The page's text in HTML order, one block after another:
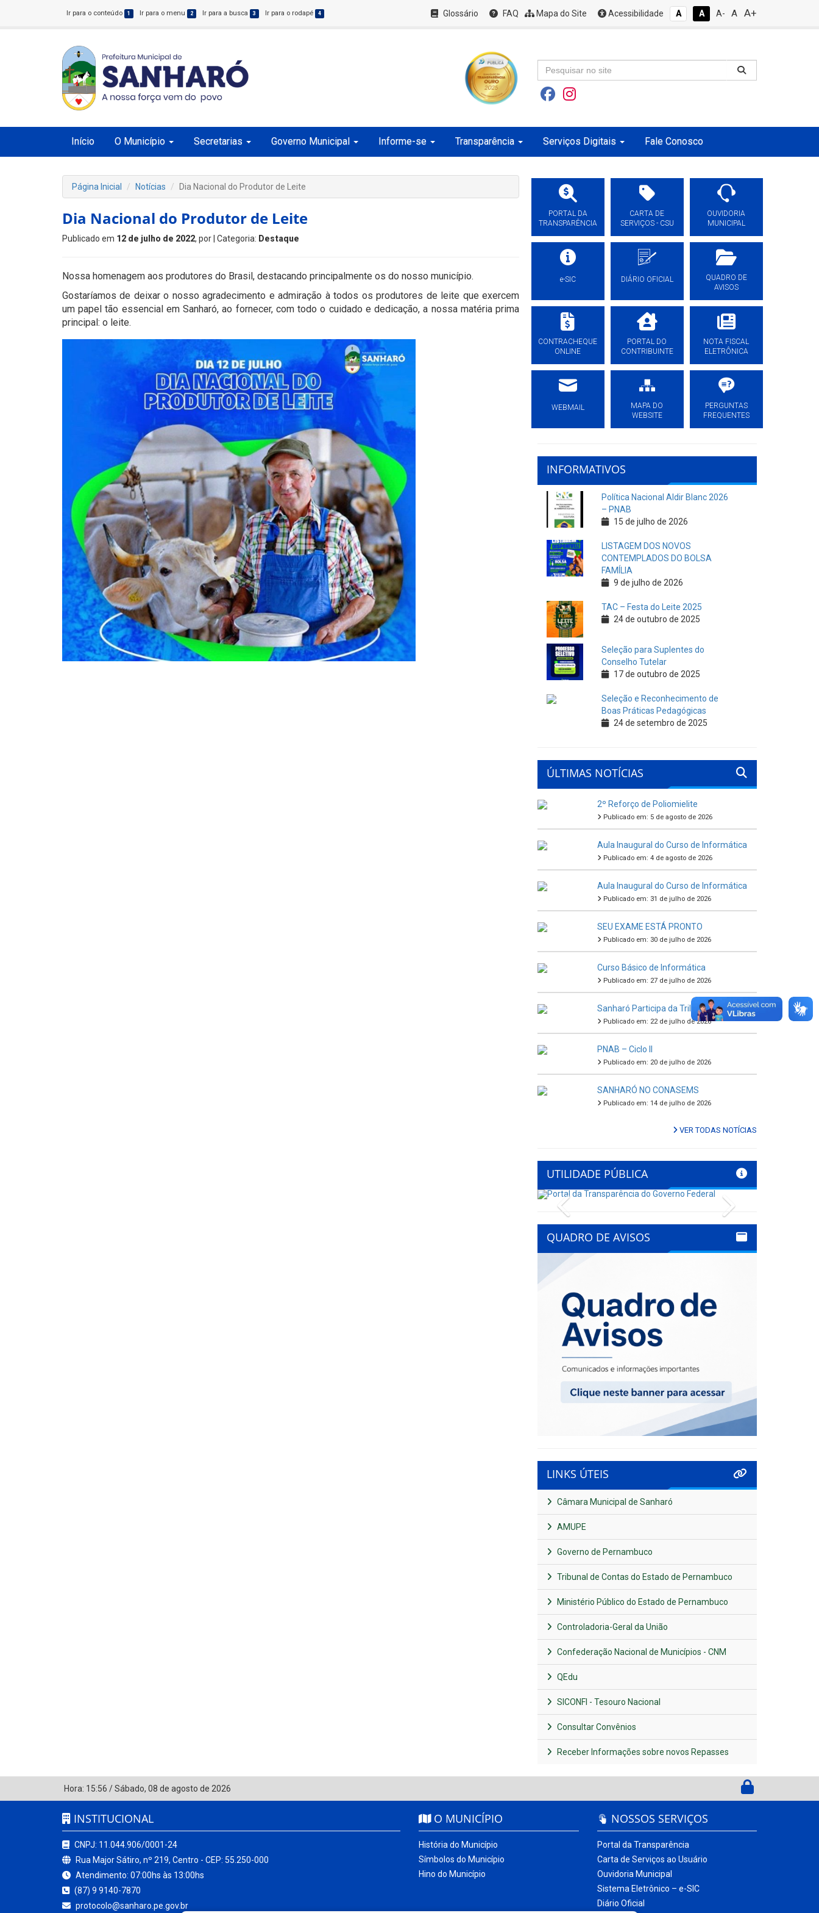
Ir para o conteúdo 1 Ir para o menu 2 Ir para a busca 3 Ir para o rodapé 4 Glossário FAQ Mapa do Site Acessibilidade A A A- A A+
Início O Município Secretarias Governo Municipal Informe-se Transparência Serviços Digitais Fale Conosco
Página Inicial Notícias Dia Nacional do Produtor de Leite
Dia Nacional do Produtor de Leite
Publicado em 12 de julho de 2022, por | Categoria: Destaque
Nossa homenagem aos produtores do Brasil, destacando principalmente os do nosso município.
Gostaríamos de deixar o nosso agradecimento e admiração à todos os produtores de leite que exercem
um papel tão essencial em Sanharó, ao fornecer, com todo o cuidado e dedicação, a nossa matéria prima
principal: o leite.
PORTAL DA
TRANSPARÊNCIA
CARTA DE
SERVIÇOS - CSU
OUVIDORIA
MUNICIPAL
e-SIC DIÁRIO OFICIAL
QUADRO DE
AVISOS
CONTRACHEQUE
ONLINE
PORTAL DO
CONTRIBUINTE
NOTA FISCAL
ELETRÔNICA
WEBMAIL
MAPA DO
WEBSITE
PERGUNTAS
FREQUENTES
INFORMATIVOS
Política Nacional Aldir Blanc 2026
– PNAB
15 de julho de 2026
LISTAGEM DOS NOVOS
CONTEMPLADOS DO BOLSA
FAMÍLIA
9 de julho de 2026
TAC – Festa do Leite 2025
24 de outubro de 2025
Seleção para Suplentes do
Conselho Tutelar
17 de outubro de 2025
Seleção e Reconhecimento de
Boas Práticas Pedagógicas
24 de setembro de 2025
ÚLTIMAS NOTÍCIAS
2º Reforço de Poliomielite
Publicado em: 5 de agosto de 2026
Aula Inaugural do Curso de Informática
Publicado em: 4 de agosto de 2026
Aula Inaugural do Curso de Informática
Publicado em: 31 de julho de 2026
SEU EXAME ESTÁ PRONTO
Publicado em: 30 de julho de 2026
Curso Básico de Informática
Publicado em: 27 de julho de 2026
Sanharó Participa da Trilha da Proteção
Publicado em: 22 de julho de 2026
PNAB – Ciclo II
Publicado em: 20 de julho de 2026
SANHARÓ NO CONASEMS
Publicado em: 14 de julho de 2026
VER TODAS NOTÍCIAS
UTILIDADE PÚBLICA
Previous
QUADRO DE AVISOS
LINKS ÚTEIS
Câmara Municipal de Sanharó
AMUPE
Governo de Pernambuco
Tribunal de Contas do Estado de Pernambuco
Ministério Público do Estado de Pernambuco
Controladoria-Geral da União
Confederação Nacional de Municípios - CNM
QEdu
SICONFI - Tesouro Nacional
Consultar Convênios
Receber Informações sobre novos Repasses
Hora: 15:56 /Sábado, 08 de agosto de 2026
INSTITUCIONAL
CNPJ: 11.044.906/0001-24
Rua Major Sátiro, nº 219, Centro - CEP: 55.250-000
Atendimento: 07:00hs às 13:00hs
(87) 9 9140-7870
protocolo@sanharo.pe.gov.br
O MUNICÍPIO
História do Município
Símbolos do Município
Hino do Município
NOSSOS SERVIÇOS
Portal da Transparência
Carta de Serviços ao Usuário
Ouvidoria Municipal
Sistema Eletrônico – e-SIC
Diário Oficial